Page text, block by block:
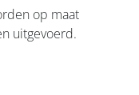
op maat
uitgevoerd.